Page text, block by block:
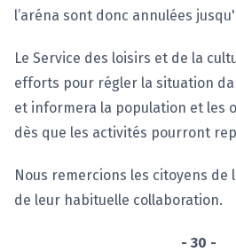
l’aréna sont donc annulées
Le Service des loisirs et de la
efforts pour régler la situation
et informera la population et les
dès que les activités pourront
Nous remercions les citoyens
de leur habituelle collaboration.
- 30 -